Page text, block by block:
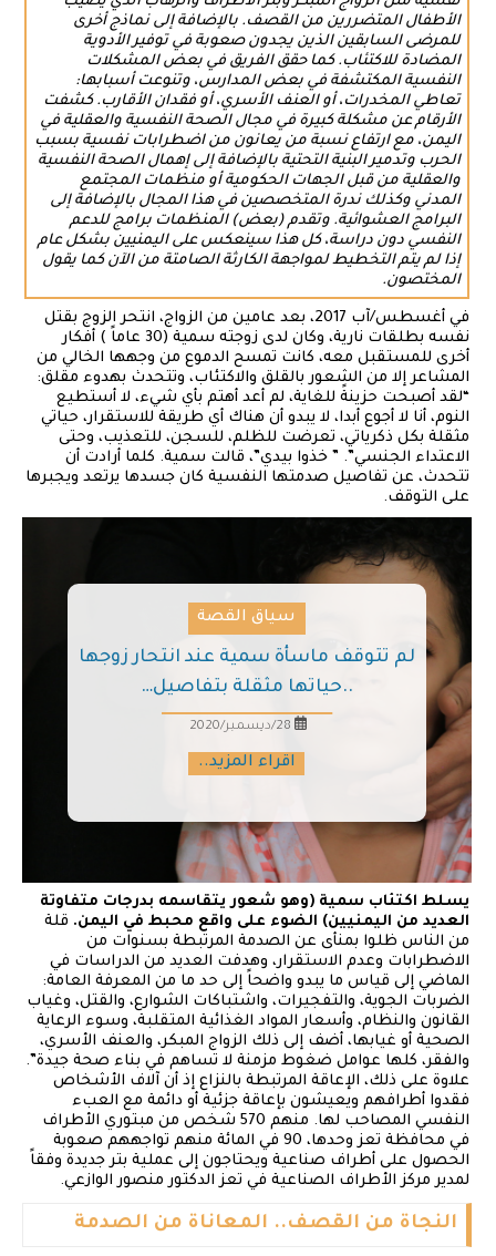
الأطفال المتضررين من القصف. بالإضافة إلى نماذج أخرى
للمرضى السابقين الذين يجدون صعوبة في توفير الأدوية
المضادة للاكتئاب. كما حقق الفريق في بعض المشكلات
النفسية المكتشفة في بعض المدارس، وتنوعت أسبابها:
تعاطي المخدرات، أو العنف الأسري، أو فقدان الأقارب. كشفت
الأرقام عن مشكلة كبيرة في مجال الصحة النفسية والعقلية في
اليمن، مع ارتفاع نسبة من يعانون من اضطرابات نفسية بسبب
الحرب وتدمير البنية التحتية بالإضافة إلى إهمال الصحة النفسية
والعقلية من قبل الجهات الحكومية أو منظمات المجتمع
المدني وكذلك ندرة المتخصصين في هذا المجال بالإضافة إلى
البرامج العشوائية. وتقدم (بعض) المنظمات برامج للدعم
النفسي دون دراسة، كل هذا سينعكس على اليمنيين بشكل عام
إذا لم يتم التخطيط لمواجهة الكارثة الصامتة من الآن كما يقول
المختصون.
في أغسطس/آب 2017، بعد عامين من الزواج، انتحر الزوج بقتل
نفسه بطلقات نارية، وكان لدى زوجته سمية (30 عاماً ) أفكار
أخرى للمستقبل معه، كانت تمسح الدموع من وجهها الخالي من
المشاعر إلا من الشعور بالقلق والاكتئاب، وتتحدث بهدوء مقلق:
“لقد أصبحت حزينةً للغاية، لم أعد أهتم بأي شيء، لا أستطيع
النوم، أنا لا أجوع أبدا، لا يبدو أن هناك أي طريقة للاستقرار، حياتي
مثقلة بكل ذكرياتي، تعرضت للظلم، للسجن، للتعذيب، وحتى
الاعتداء الجنسي”. ” خذوا بيدي”، قالت سمية. كلما أرادت أن
تتحدث، عن تفاصيل صدمتها النفسية كان جسدها يرتعد ويجبرها
على التوقف.
سياق القصة
لم تتوقف ماسأة سمية عند انتحار زوجها
..حياتها مثقلة بتفاصيل…
اقراء المزيد..
يسلط اكتئاب سمية (وهو شعور يتقاسمه بدرجات متفاوتة
العديد من اليمنيين) الضوء على واقع محبط في اليمن. قلة
من الناس ظلوا بمنأى عن الصدمة المرتبطة بسنوات من
الاضطرابات وعدم الاستقرار، وهدفت العديد من الدراسات في
الماضي إلى قياس ما يبدو واضحاً إلى حد ما من المعرفة العامة:
الضربات الجوية، والتفجيرات، واشتباكات الشوارع، والقتل، وغياب
القانون والنظام، وأسعار المواد الغذائية المتقلبة، وسوء الرعاية
الصحية أو غيابها، أضف إلى ذلك الزواج المبكر، والعنف الأسري،
والفقر، كلها عوامل ضغوط مزمنة لا تساهم في بناء صحة جيدة”.
علاوة على ذلك، الإعاقة المرتبطة بالنزاع إذ أن آلاف الأشخاص
فقدوا أطرافهم ويعيشون بإعاقة جزئية أو دائمة مع العبء
النفسي المصاحب لها. منهم 570 شخص من مبتوري الأطراف
في محافظة تعز وحدها، 90 في المائة منهم تواجههم صعوبة
الحصول على أطراف صناعية ويحتاجون إلى عملية بتر جديدة وفقاً
لمدير مركز الأطراف الصناعية في تعز الدكتور منصور الوازعي.
النجاة من القصف.. المعاناة من الصدمة